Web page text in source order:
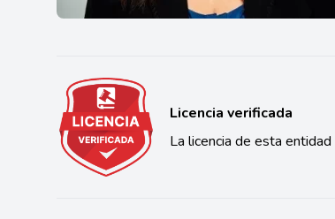
Licencia verificada
La licencia de esta